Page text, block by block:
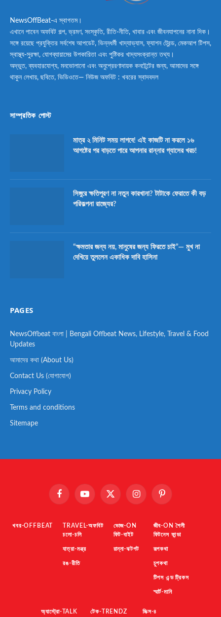
NewsOffBeat-এ স্বাগতম।
এখানে পাবেন অফবিট গল্প, ভ্রমণ, সংস্কৃতি, রীতি-নীতি, খাবার এবং জীবনযাপনের নানা দিক।
সঙ্গে রয়েছে প্রযুক্তির সর্বশেষ আপডেট, ভিন্নধর্মী খাদ্যাভ্যাস, ফ্যাশন ট্রেন্ড, মেকআপ টিপস,
স্বাস্থ্য-সুরক্ষা, যোগব্যায়ামের উপকারিতা এবং পুষ্টিকর খাদ্যসংক্রান্ত তথ্য।
অদ্ভুত, ব্যবহারযোগ্য, মনভোলানো এবং অনুপ্রেরণাদায়ক কনটেন্টের জন্য, আমাদের সঙ্গে
থাকুন লেখায়, ছবিতে, ভিডিওতে— নিউজ অফবিট : খবরের স্বাদবদল
সাম্প্রতিক পোস্ট
মাত্র ২ মিনিট সময় লাগবে! এই কাজটি না করলে ১৬
আগষ্টের পর বাড়তে পারে আপনার রান্নার গ্যাসের খরচ!
সিঙ্গুরে ক্ষতিপূরণ না নতুন কারখানা? টাটাকে ফেরাতে কী বড়
পরিকল্পনা রাজ্যের?
“ক্ষমতার জন্য নয়, মানুষের জন্য ফিরতে চাই”— মুখ না
দেখিয়ে তুললেন একাধিক দাবি হাসিনা
PAGES
NewsOffbeat বাংলা | Bengali Offbeat News, Lifestyle, Travel & Food
Updates
আমাদের কথা (About Us)
Contact Us (যোগাযোগ)
Privacy Policy
Terms and conditions
Sitemape
FacebookYouTube X
InstagramPinterest
খবর-OFFBEAT
TRAVEL-অফবিট
চলো-চলি
যাত্রা-মন্ত্র
রঙ-রীতি
ভোজ-ON
ফিট-বাইট
রান্না-ঝটপট
জীব-ON শৈলী
ফিটনেস ফান্ডা
রূপকথা
চুপকথা
টিপস এন্ড ট্রিকস
স্মার্ট-মানি
অ্যাস্ট্রো-TALK টেক-TRENDZ মিক্স-৪